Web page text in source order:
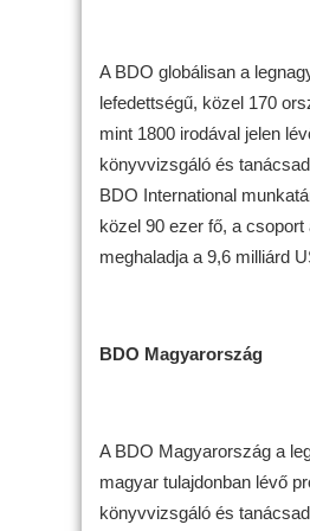
A BDO globálisan a
lefedettségű, közel 170
mint 1800 irodával jelen
könyvvizsgáló és
BDO International
közel 90 ezer fő, a csoport
meghaladja a 9,6 milliárd
BDO Magyarország
A BDO Magyarország a
magyar tulajdonban lévő
könyvvizsgáló és